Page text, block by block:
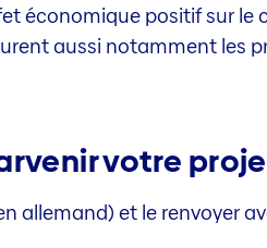
économique positif sur
aussi notamment les
votre
allemand) et le renvoyer